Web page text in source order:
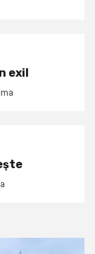
exil